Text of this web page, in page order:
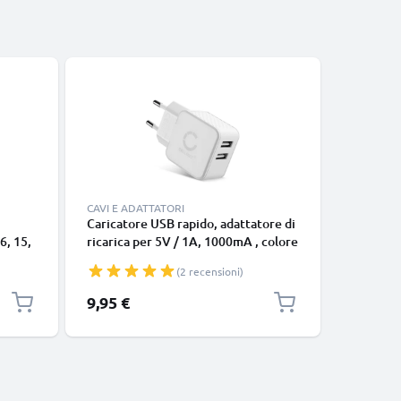
15,
CAVI E ADATTATORI
Caricatore USB rapido, adattatore di
ricarica per 5V / 1A, 1000mA , colore
(2 recensioni)
9,95 €